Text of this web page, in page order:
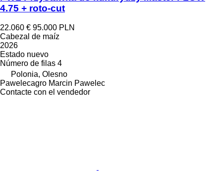
4.75 + roto-cut
22.060 € 95.000 PLN
Cabezal de maíz
2026
Estado nuevo
Número de filas 4
Polonia, Olesno
Pawelecagro Marcin Pawelec
Contacte con el vendedor